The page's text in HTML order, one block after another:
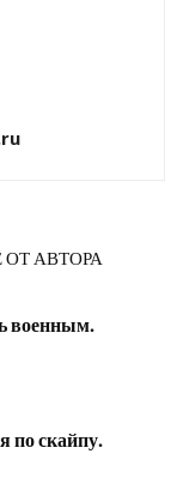
АВТОРА
военным.
по скайпу.